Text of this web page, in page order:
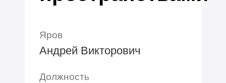
Яров
Андрей Викторович
Должность